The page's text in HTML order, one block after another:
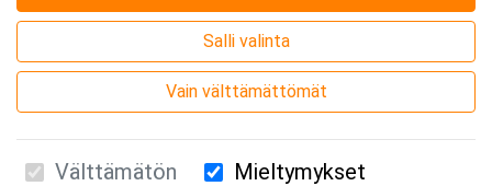
Webinaari
Salli valinta
Vain välttämättömät
Välttämätön Mieltymykset